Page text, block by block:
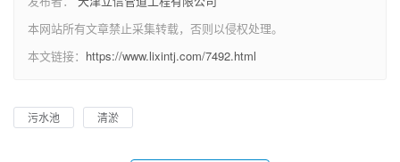
本网站所有文章禁止采集转载，否则以侵权处理。
本文链接： https://www.lixintj.com/7492.html
污水池 清淤